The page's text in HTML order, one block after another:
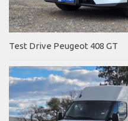
Test Drive Peugeot 408 GT